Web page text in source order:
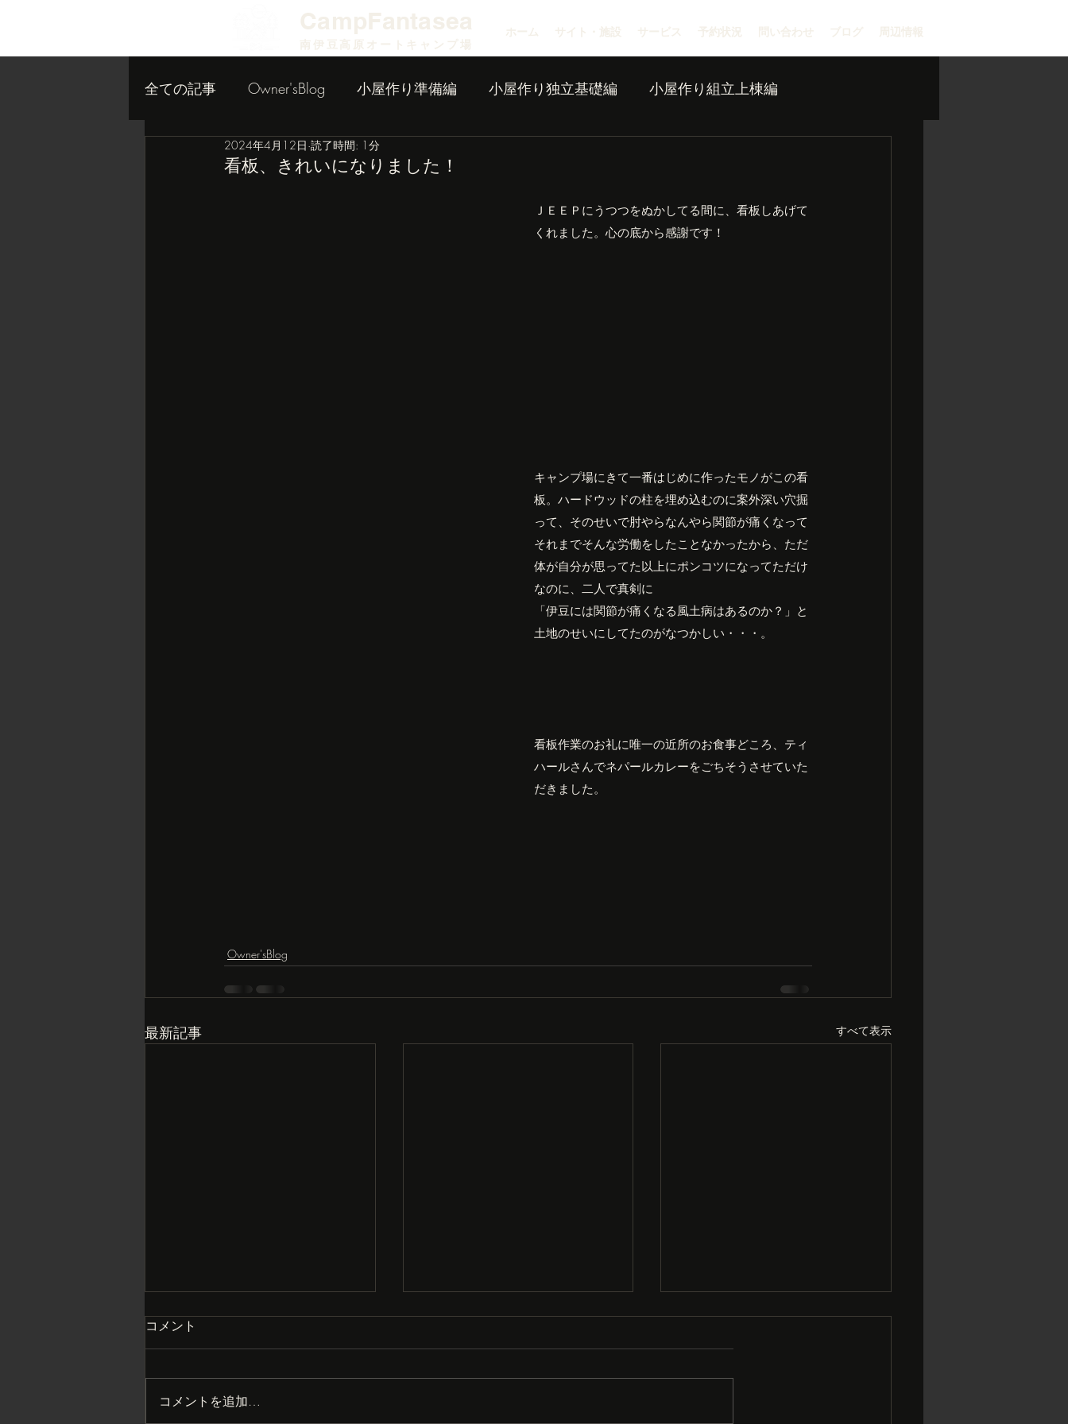
​CampFantasea ホーム サイト・施設 サービス 予約状況 問い合わせ ブログ 周辺情報
南伊豆高原オートキャンプ場
全ての記事 Owner'sBlog 小屋作り準備編 小屋作り独立基礎編 小屋作り組立上棟編
小屋作り内装編
看板、きれいになりました！
2024年4月12日 読了時間: 1分
ＪＥＥＰにうつつをぬかしてる間に、看板しあげて
くれました。心の底から感謝です！
キャンプ場にきて一番はじめに作ったモノがこの看
板。ハードウッドの柱を埋め込むのに案外深い穴掘
って、そのせいで肘やらなんやら関節が痛くなって
それまでそんな労働をしたことなかったから、ただ
体が自分が思ってた以上にポンコツになってただけ
なのに、二人で真剣に
「伊豆には関節が痛くなる風土病はあるのか？」と
土地のせいにしてたのがなつかしい・・・。
看板作業のお礼に唯一の近所のお食事どころ、ティ
ハールさんでネパールカレーをごちそうさせていた
だきました。
Owner'sBlog
最新記事 すべて表示
まさかの大打撃？
コメント
コメントを追加…